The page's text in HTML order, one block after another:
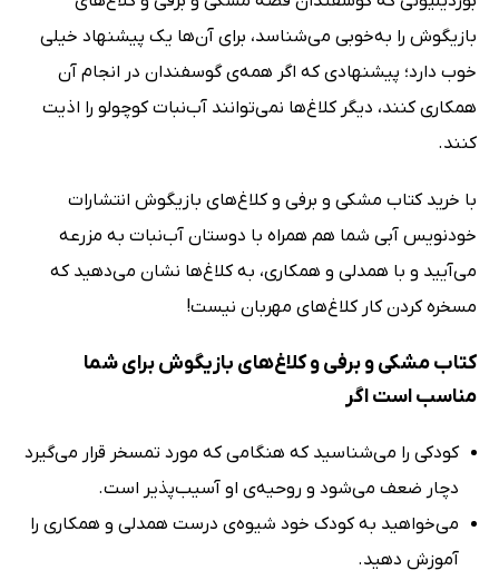
بازیگوش را به‌خوبی می‌شناسد، برای آن‌ها یک پیشنهاد خیلی
خوب دارد؛ پیشنهادی که اگر همه‌ی گوسفندان در انجام آن
همکاری کنند، دیگر کلاغ‌ها نمی‌توانند آب‌نبات کوچولو را اذیت
کنند.
با خرید کتاب مشکی و برفی و کلاغ‌های بازیگوش انتشارات
خودنویس آبی شما هم همراه با دوستان آب‌نبات به مزرعه
می‌آیید و با همدلی و همکاری، به کلاغ‌ها نشان می‌دهید که
مسخره کردن کار کلاغ‌های مهربان نیست!
کتاب مشکی و برفی و کلاغ‌های بازیگوش برای شما
مناسب است اگر
کودکی را می‌شناسید که هنگامی که مورد تمسخر قرار می‌گیرد
دچار ضعف می‌شود و روحیه‌ی او آسیب‌پذیر است.
می‌خواهید به کودک خود شیوه‌ی درست همدلی و همکاری را
آموزش دهید.